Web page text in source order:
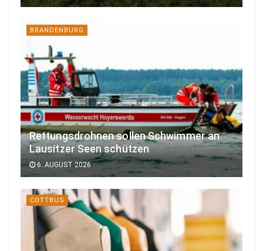
BRANDENBURG
Rettungsdrohnen sollen Schwimmer an
Lausitzer Seen schützen
6. AUGUST 2026
COTTBUS